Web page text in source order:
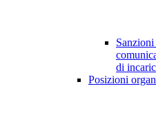
di
Posizioni